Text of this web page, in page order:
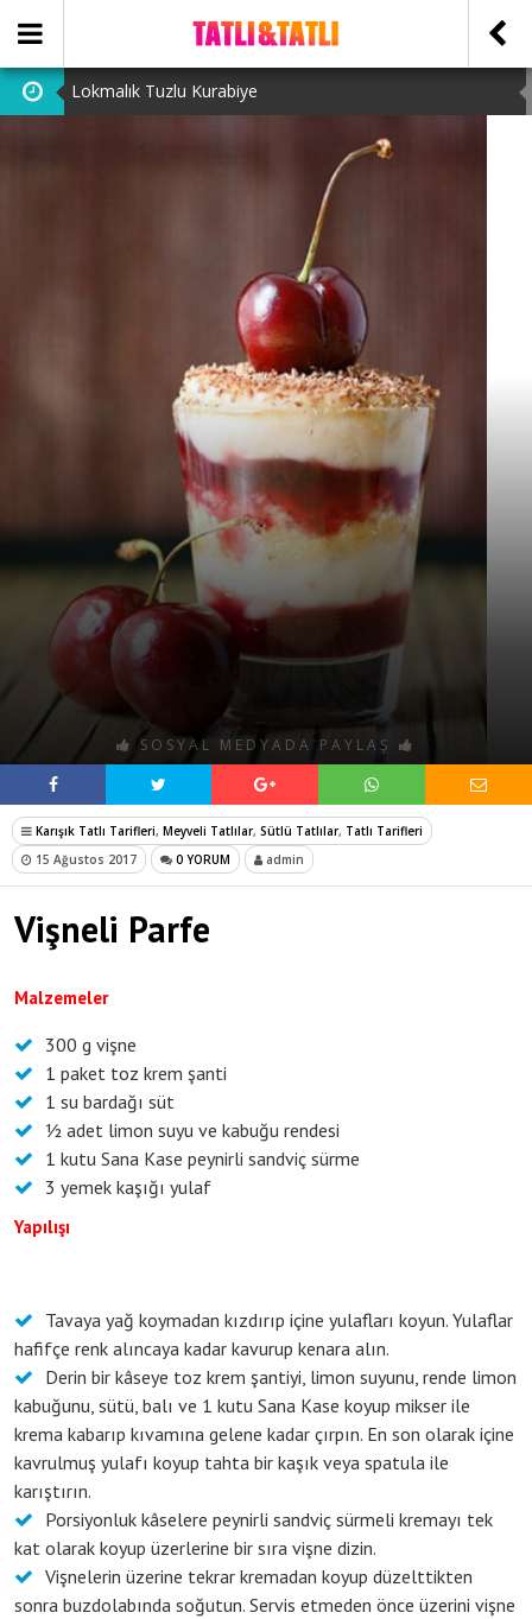
Lokmalık Tuzlu Kurabiye
Ataşehir Escort Bayanlarını: atasehirescortlari.com ‘da
SOSYAL MEDYADA PAYLAŞ
Karışık Tatlı Tarifleri, Meyveli Tatlılar, Sütlü Tatlılar, Tatlı Tarifleri
15 Ağustos 2017
0 YORUM admin
Vişneli Parfe
Malzemeler
300 g vişne
1 paket toz krem şanti
1 su bardağı süt
½ adet limon suyu ve kabuğu rendesi
1 kutu Sana Kase peynirli sandviç sürme
3 yemek kaşığı yulaf
Yapılışı
Tavaya yağ koymadan kızdırıp içine yulafları koyun. Yulaflar
hafifçe renk alıncaya kadar kavurup kenara alın.
Derin bir kâseye toz krem şantiyi, limon suyunu, rende limon
kabuğunu, sütü, balı ve 1 kutu Sana Kase koyup mikser ile
krema kabarıp kıvamına gelene kadar çırpın. En son olarak içine
kavrulmuş yulafı koyup tahta bir kaşık veya spatula ile
karıştırın.
Porsiyonluk kâselere peynirli sandviç sürmeli kremayı tek
kat olarak koyup üzerlerine bir sıra vişne dizin.
Vişnelerin üzerine tekrar kremadan koyup düzelttikten
sonra buzdolabında soğutun. Servis etmeden önce üzerini vişne